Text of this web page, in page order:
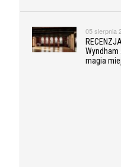
05 sierpnia
Wyndham
magia